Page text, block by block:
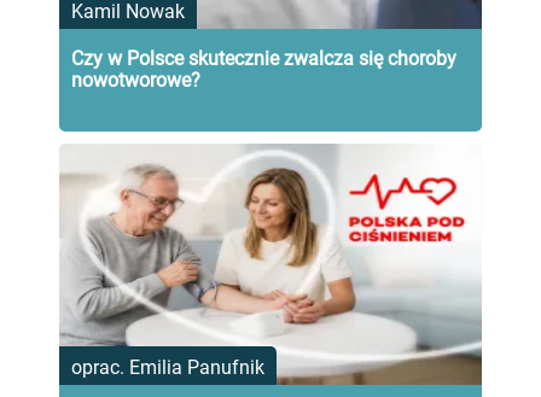
Kamil Nowak
Czy w Polsce skutecznie zwalcza się choroby
nowotworowe?
oprac. Emilia Panufnik